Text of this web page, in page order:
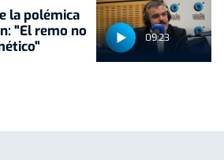
09:23
la polémica
"El remo no